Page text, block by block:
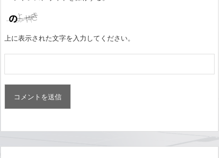
上に表示された文字を入力してください。